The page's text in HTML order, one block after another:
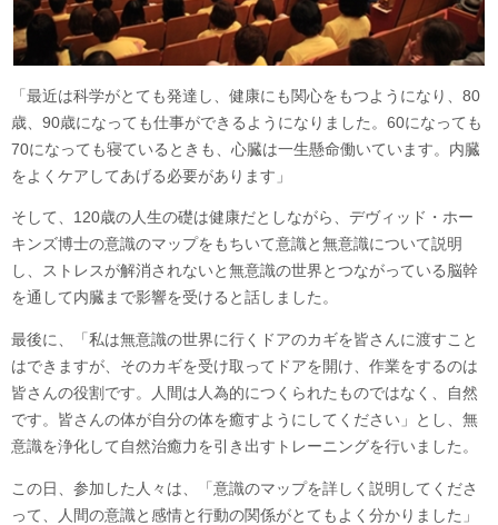
「最近は科学がとても発達し、健康にも関心をもつようになり、80
歳、90歳になっても仕事ができるようになりました。60になっても
70になっても寝ているときも、心臓は一生懸命働いています。内臓
をよくケアしてあげる必要があります」
そして、120歳の人生の礎は健康だとしながら、デヴィッド・ホー
キンズ博士の意識のマップをもちいて意識と無意識について説明
し、ストレスが解消されないと無意識の世界とつながっている脳幹
を通して内臓まで影響を受けると話しました。
最後に、「私は無意識の世界に行くドアのカギを皆さんに渡すこと
はできますが、そのカギを受け取ってドアを開け、作業をするのは
皆さんの役割です。人間は人為的につくられたものではなく、自然
です。皆さんの体が自分の体を癒すようにしてください」とし、無
意識を浄化して自然治癒力を引き出すトレーニングを行いました。
この日、参加した人々は、「意識のマップを詳しく説明してくださ
って、人間の意識と感情と行動の関係がとてもよく分かりました」